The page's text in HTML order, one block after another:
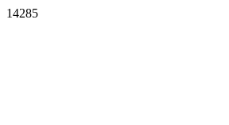
14285